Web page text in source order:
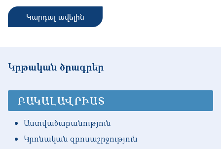
Կարդալ ավելին
Կրթական ծրագրեր
ԲԱԿԱԼԱՎՐԻԱՏ
Աստվածաբանություն
Կրոնական զբոսաշրջություն